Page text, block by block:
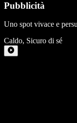
Pubblicità
Uno spot vivace e
Caldo, Sicuro di sé